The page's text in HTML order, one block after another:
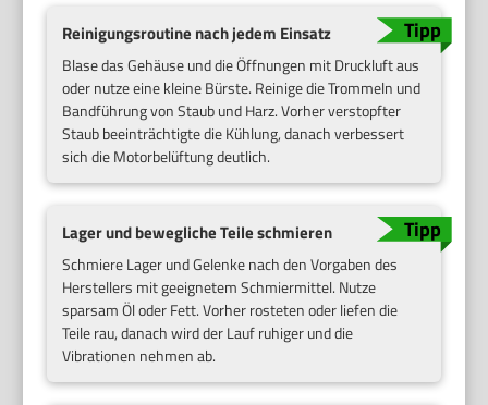
Reinigungsroutine nach jedem Einsatz
Blase das Gehäuse und die Öffnungen mit Druckluft aus
oder nutze eine kleine Bürste. Reinige die Trommeln und
Bandführung von Staub und Harz. Vorher verstopfter
Staub beeinträchtigte die Kühlung, danach verbessert
sich die Motorbelüftung deutlich.
Lager und bewegliche Teile schmieren
Schmiere Lager und Gelenke nach den Vorgaben des
Herstellers mit geeignetem Schmiermittel. Nutze
sparsam Öl oder Fett. Vorher rosteten oder liefen die
Teile rau, danach wird der Lauf ruhiger und die
Vibrationen nehmen ab.